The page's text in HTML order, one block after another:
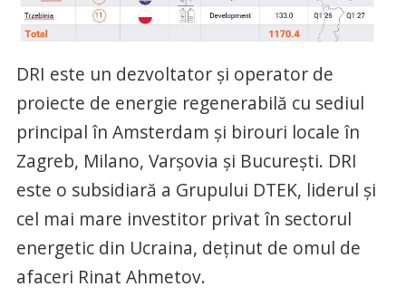
DRI este un dezvoltator şi operator de
proiecte de energie regenerabilă cu sediul
principal în Amsterdam şi birouri locale în
Zagreb, Milano, Varşovia şi Bucureşti. DRI
este o subsidiară a Grupului DTEK, liderul şi
cel mai mare investitor privat în sectorul
energetic din Ucraina, deținut de omul de
afaceri Rinat Ahmetov.